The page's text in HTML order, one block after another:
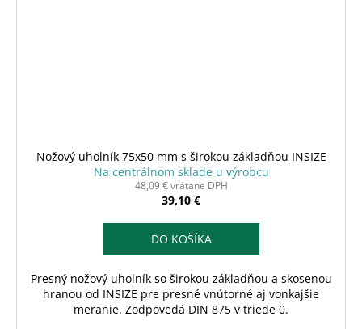
Nožový uholník 75x50 mm s širokou základňou INSIZE
Na centrálnom sklade u výrobcu
48,09 € vrátane DPH
39,10 €
DO KOŠÍKA
Presný nožový uholník so širokou základňou a skosenou
hranou od INSIZE pre presné vnútorné aj vonkajšie
meranie. Zodpovedá DIN 875 v triede 0.